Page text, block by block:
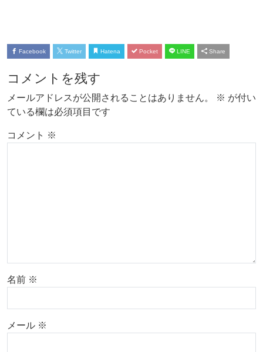
Facebook Twitter Hatena Pocket LINE Share
コメントを残す
メールアドレスが公開されることはありません。 ※ が付い
ている欄は必須項目です
コメント ※
名前 ※
メール ※